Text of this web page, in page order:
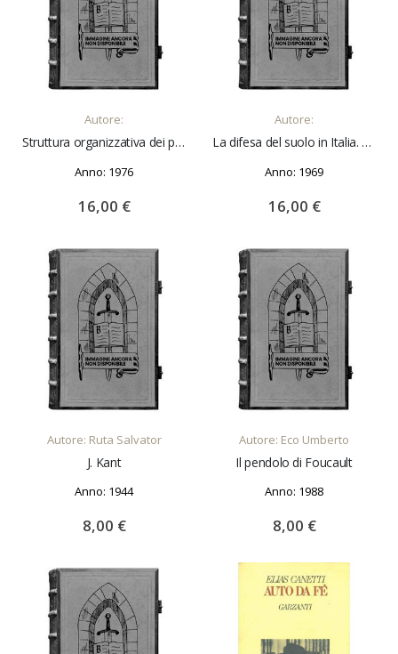
AGGIUNGI AL CARRELLO
Autore:
Struttura organizzativa dei programmi televisivi di immagine. Vol 1° Relazioni introduttive. Vol 2° Interventi
Anno: 1976
16,00 €
AGGIUNGI AL CARRELLO
Autore:
La difesa del suolo in Italia. Aspetti tecnici economici e sociali
Anno: 1969
16,00 €
AGGIUNGI AL CARRELLO
Autore: Ruta Salvator
J. Kant
Anno: 1944
8,00 €
AGGIUNGI AL CARRELLO
Autore: Eco Umberto
Il pendolo di Foucault
Anno: 1988
8,00 €